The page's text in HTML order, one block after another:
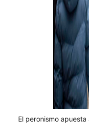
El peronismo